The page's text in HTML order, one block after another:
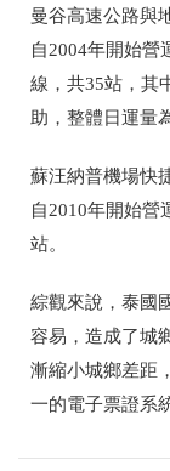
曼谷高速公路與
自2004年開始營
線，共35站，其
助，整體日運量
蘇汪納普機場快
自2010年開始營
站。
綜觀來說，泰國
容易，造成了城
漸縮小城鄉差距
一的電子票證系